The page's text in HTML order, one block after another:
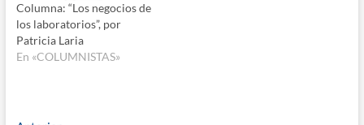
Columna: “Los negocios de
los laboratorios”, por
Patricia Laria
En «COLUMNISTAS»